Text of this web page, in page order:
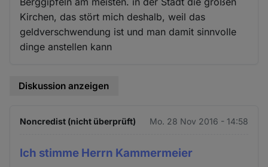
Kirchen, das stört mich deshalb, weil das
geldverschwendung ist und man damit sinnvolle
dinge anstellen kann
Diskussion anzeigen
Noncredist (nicht überprüft) Mo. 28 Nov 2016 - 14:58
Ich stimme Herrn Kammermeier